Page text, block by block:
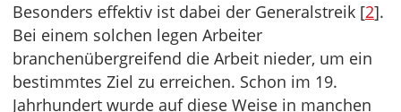
Besonders effektiv ist dabei der Generalstreik [2].
Bei einem solchen legen Arbeiter
branchenübergreifend die Arbeit nieder, um ein
bestimmtes Ziel zu erreichen. Schon im 19.
Jahrhundert wurde auf diese Weise in manchen